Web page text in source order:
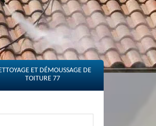
ET DÉMOUSSAGE DE
TOITURE 77